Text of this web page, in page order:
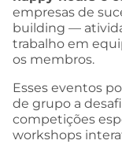
empresas de
building —
trabalho em
os membros.
Esses eventos
de grupo a
competições
workshops